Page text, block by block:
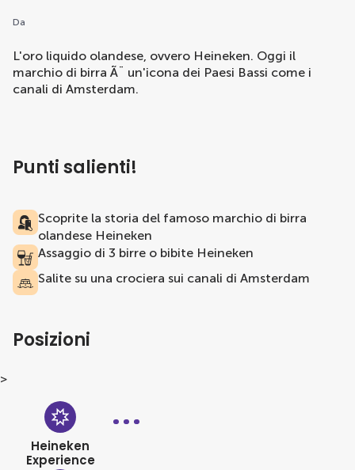
Da
L'oro liquido olandese, ovvero Heineken. Oggi il
marchio di birra Ã¨ un'icona dei Paesi Bassi come i
canali di Amsterdam.
Punti salienti!
Scoprite la storia del famoso marchio di birra
olandese Heineken
Assaggio di 3 birre o bibite Heineken
Salite su una crociera sui canali di Amsterdam
Posizioni
>
Heineken
Experience